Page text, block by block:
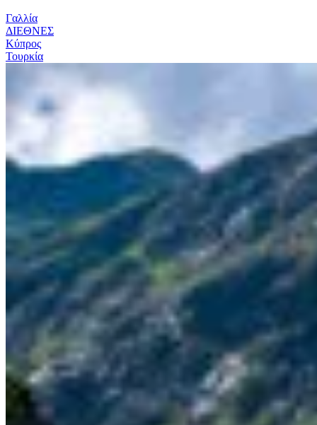
Γαλλία
ΔΙΕΘΝΕΣ
Κύπρος
Τουρκία